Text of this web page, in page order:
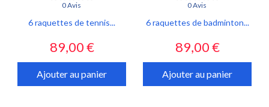
0 Avis
6 raquettes de tennis...
Prix
89,00 €
Ajouter au panier
0 Avis
6 raquettes de badminton...
Prix
89,00 €
Ajouter au panier